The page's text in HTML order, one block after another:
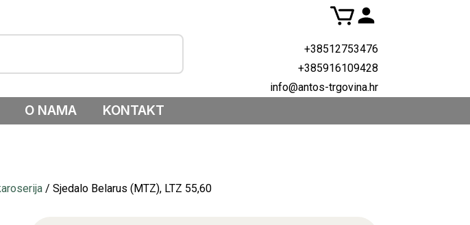
+38512753476
+385916109428
info@antos-trgovina.hr
O NAMA KONTAKT
/ Sjedalo Belarus (MTZ), LTZ 55,60